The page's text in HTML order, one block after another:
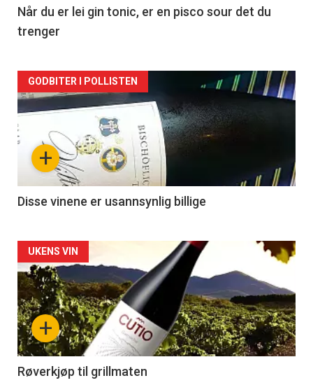
2
Når du er lei gin tonic, er en pisco sour det du
trenger
Forsiden
akkurat
nå
3
+
GODBITER I POLLISTEN
Disse vinene er usannsynlig billige
Forsiden
akkurat
nå
-
4
+
UKENS VIN
Røverkjøp til grillmaten